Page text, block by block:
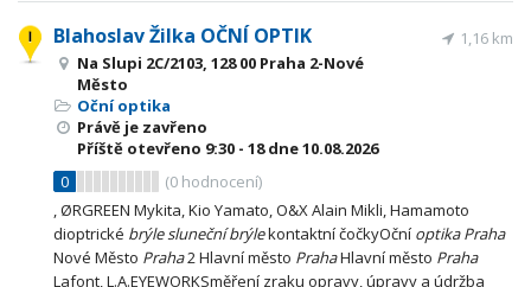
Blahoslav Žilka OČNÍ OPTIK
Na Slupi 2C/2103, 128 00 Praha 2-Nové
Město
Oční optika
Právě je zavřeno
Příště otevřeno 9:30 - 18dne 10.08.2026
0
(0 hodnocení)
1,16 km
, ØRGREEN Mykita, Kio Yamato, O&X Alain Mikli, Hamamoto
dioptrické brýlesluneční brýlekontaktní čočkyOční optika Praha
Nové Město Praha2 Hlavní město PrahaHlavní město Praha
Lafont, L.A.EYEWORKSměření zraku opravy, úpravy a údržba